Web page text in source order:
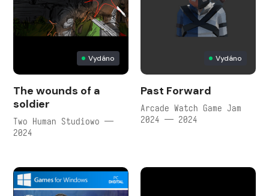
Vydáno
The wounds of a
soldier
Two Human Studiowo —
2024
Vydáno
Past Forward
Arcade Watch Game Jam
2024 — 2024